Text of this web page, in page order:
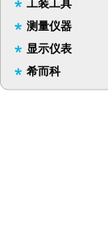
工装工具
测量仪器
显示仪表
希而科